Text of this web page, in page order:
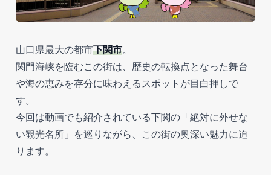
山口県最大の都市下関市。
関門海峡を臨むこの街は、歴史の転換点となった舞台
や海の恵みを存分に味わえるスポットが目白押しで
す。
今回は動画でも紹介されている下関の「絶対に外せな
い観光名所」を巡りながら、この街の奥深い魅力に迫
ります。